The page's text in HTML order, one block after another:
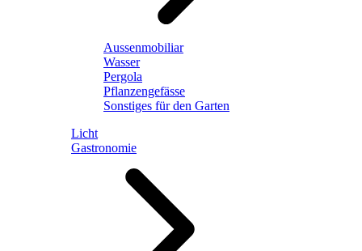
Aussenmobiliar
Wasser
Pergola
Pflanzengefässe
Sonstiges für den Garten
Licht
Gastronomie